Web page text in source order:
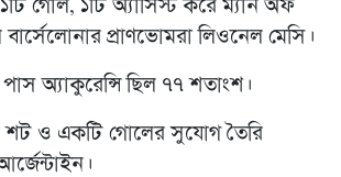
গোল, ১টি অ্যাসিস্ট করে ম্যান অফ
প্রাণভোমরা লিওনেল মেসি।
অ্যাকুরেন্সি ছিল ৭৭ শতাংশ।
শট ও একটি গোলের সুযোগ তৈরি